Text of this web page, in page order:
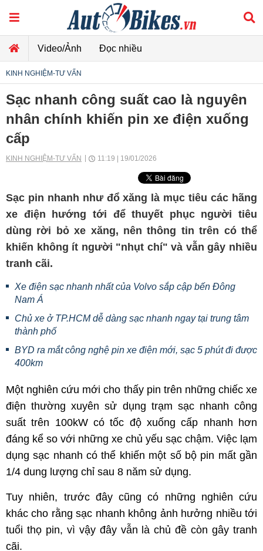
Video/Ảnh Đọc nhiều
KINH NGHIỆM-TƯ VẤN
Sạc nhanh công suất cao là nguyên
nhân chính khiến pin xe điện xuống
cấp
KINH NGHIỆM-TƯ VẤN 11:19 | 19/01/2026
Sạc pin nhanh như đổ xăng là mục tiêu các hãng
xe điện hướng tới để thuyết phục người tiêu
dùng rời bỏ xe xăng, nên thông tin trên có thể
khiến không ít người "nhụt chí" và vẫn gây nhiều
tranh cãi.
Xe điện sạc nhanh nhất của Volvo sắp cập bến Đông
Nam Á
Chủ xe ở TP.HCM dễ dàng sạc nhanh ngay tại trung tâm
thành phố
BYD ra mắt công nghệ pin xe điện mới, sạc 5 phút đi được
400km
Một nghiên cứu mới cho thấy pin trên những chiếc xe
điện thường xuyên sử dụng trạm sạc nhanh công
suất trên 100kW có tốc độ xuống cấp nhanh hơn
đáng kể so với những xe chủ yếu sạc chậm. Việc lạm
dụng sạc nhanh có thể khiến một số bộ pin mất gần
1/4 dung lượng chỉ sau 8 năm sử dụng.
Tuy nhiên, trước đây cũng có những nghiên cứu
khác cho rằng sạc nhanh không ảnh hưởng nhiều tới
tuổi thọ pin, vì vậy đây vẫn là chủ đề còn gây tranh
cãi.